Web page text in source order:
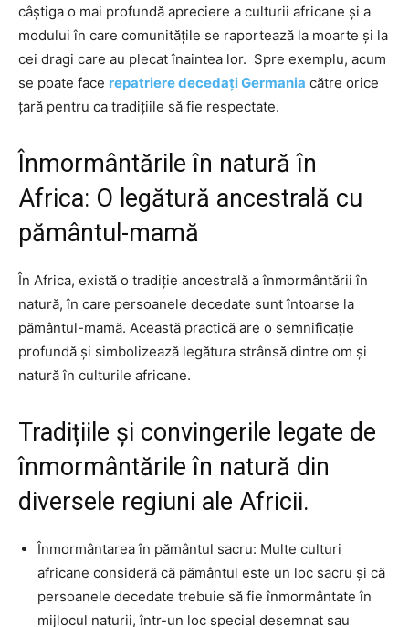
câștiga o mai profundă apreciere a culturii africane și a
modului în care comunitățile se raportează la moarte și la
cei dragi care au plecat înaintea lor. Spre exemplu, acum
se poate face repatriere decedați Germania către orice
țară pentru ca tradițiile să fie respectate.
Înmormântările în natură în
Africa: O legătură ancestrală cu
pământul-mamă
În Africa, există o tradiție ancestrală a înmormântării în
natură, în care persoanele decedate sunt întoarse la
pământul-mamă. Această practică are o semnificație
profundă și simbolizează legătura strânsă dintre om și
natură în culturile africane.
Tradițiile și convingerile legate de
înmormântările în natură din
diversele regiuni ale Africii.
Înmormântarea în pământul sacru: Multe culturi
africane consideră că pământul este un loc sacru și că
persoanele decedate trebuie să fie înmormântate în
mijlocul naturii, într-un loc special desemnat sau